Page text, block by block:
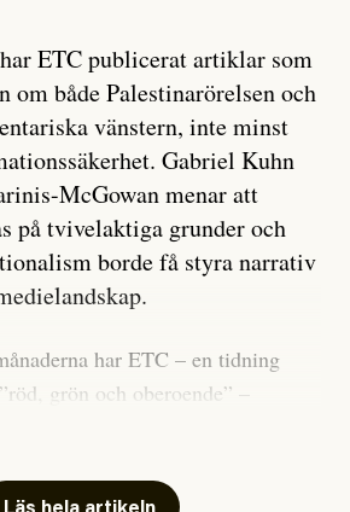
ETC publicerat artiklar som
om både Palestinarörelsen och
vänstern, inte minst
Gabriel Kuhn
McGowan menar att
på tvivelaktiga grunder och
borde få styra narrativ
har ETC – en tidning
grön och oberoende” –
det att vara en ”röd, grön och